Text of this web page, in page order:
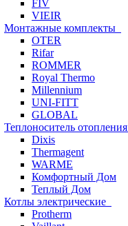
FIV
VIEIR
Монтажные комплекты
OTER
Rifar
ROMMER
Royal Thermo
Millennium
UNI-FITT
GLOBAL
Теплоноситель отопления
Dixis
Thermagent
WARME
Комфортный Дом
Теплый Дом
Котлы электрические
Protherm